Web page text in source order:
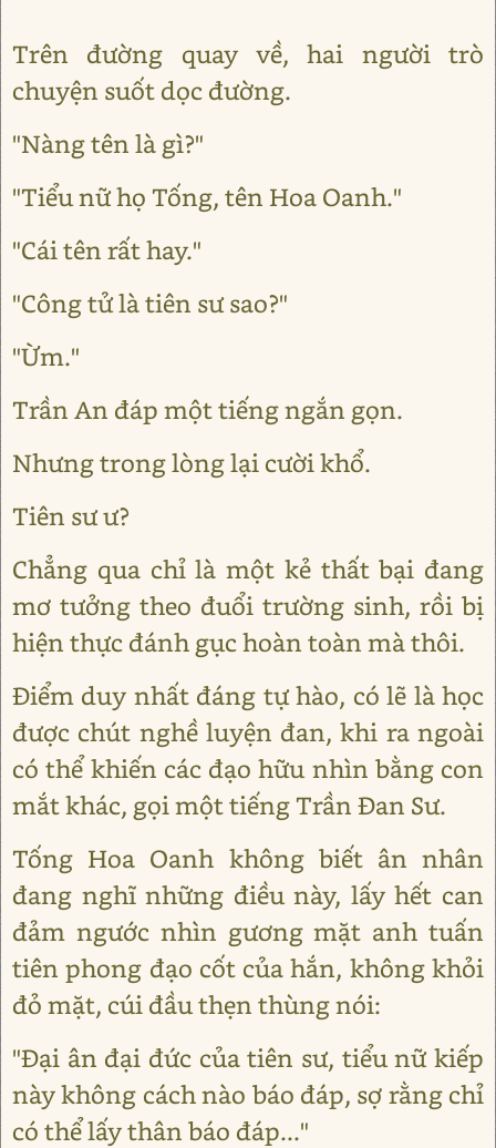
Trên đường quay về, hai người trò
chuyện suốt dọc đường.
"Nàng tên là gì?"
"Tiểu nữ họ Tống, tên Hoa Oanh."
"Cái tên rất hay."
"Công tử là tiên sư sao?"
"Ừm."
Trần An đáp một tiếng ngắn gọn.
Nhưng trong lòng lại cười khổ.
Tiên sư ư?
Chẳng qua chỉ là một kẻ thất bại đang
mơ tưởng theo đuổi trường sinh, rồi bị
hiện thực đánh gục hoàn toàn mà thôi.
Điểm duy nhất đáng tự hào, có lẽ là học
được chút nghề luyện đan, khi ra ngoài
có thể khiến các đạo hữu nhìn bằng con
mắt khác, gọi một tiếng Trần Đan Sư.
Tống Hoa Oanh không biết ân nhân
đang nghĩ những điều này, lấy hết can
đảm ngước nhìn gương mặt anh tuấn
tiên phong đạo cốt của hắn, không khỏi
đỏ mặt, cúi đầu thẹn thùng nói:
"Đại ân đại đức của tiên sư, tiểu nữ kiếp
này không cách nào báo đáp, sợ rằng chỉ
có thể lấy thân báo đáp..."